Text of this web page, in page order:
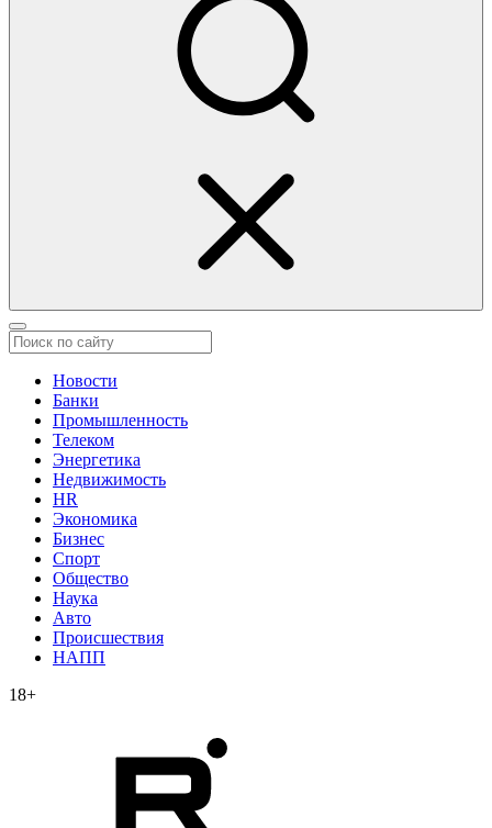
Новости
Банки
Промышленность
Телеком
Энергетика
Недвижимость
HR
Экономика
Бизнес
Спорт
Общество
Наука
Авто
Происшествия
НАПП
18+